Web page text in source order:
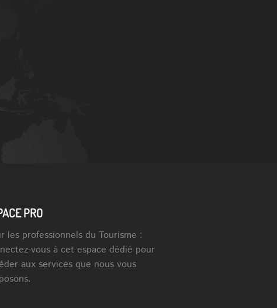
PRO
les professionnels du Tourisme :
vous à cet espace dédié pour
aux services que nous vous